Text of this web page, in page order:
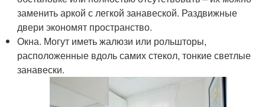
заменить аркой с легкой занавеской. Раздвижные
двери экономят пространство.
Окна. Могут иметь жалюзи или рольшторы,
расположенные вдоль самих стекол, тонкие светлые
занавески.